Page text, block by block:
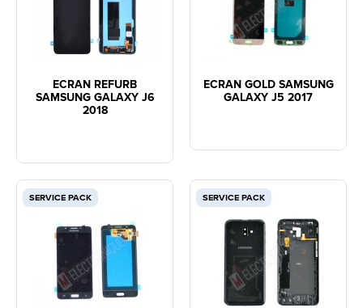
ECRAN REFURB
SAMSUNG GALAXY J6
2018
ECRAN GOLD SAMSUNG
GALAXY J5 2017
SERVICE PACK SERVICE PACK